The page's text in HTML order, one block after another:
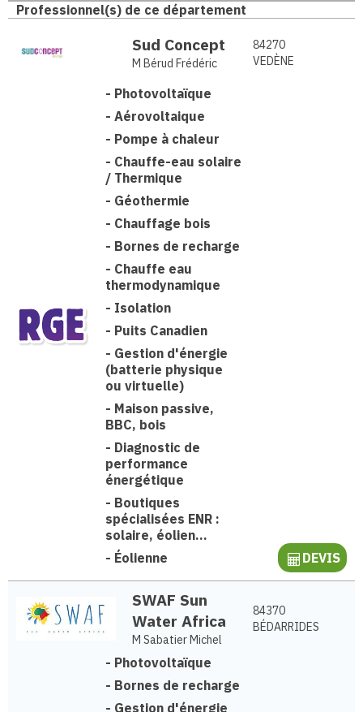
Professionnel(s) de ce département
Sud Concept
M Bérud Frédéric
84270
VEDÈNE
- Photovoltaïque
- Aérovoltaique
- Pompe à chaleur
- Chauffe-eau solaire
/ Thermique
- Géothermie
- Chauffage bois
- Bornes de recharge
- Chauffe eau
thermodynamique
- Isolation
- Puits Canadien
- Gestion d'énergie
(batterie physique
ou virtuelle)
- Maison passive,
BBC, bois
- Diagnostic de
performance
énergétique
- Boutiques
spécialisées ENR :
solaire, éolien...
- Éolienne DEVIS
SWAF Sun
Water Africa
M Sabatier Michel
84370
BÉDARRIDES
- Photovoltaïque
- Bornes de recharge
- Gestion d'énergie